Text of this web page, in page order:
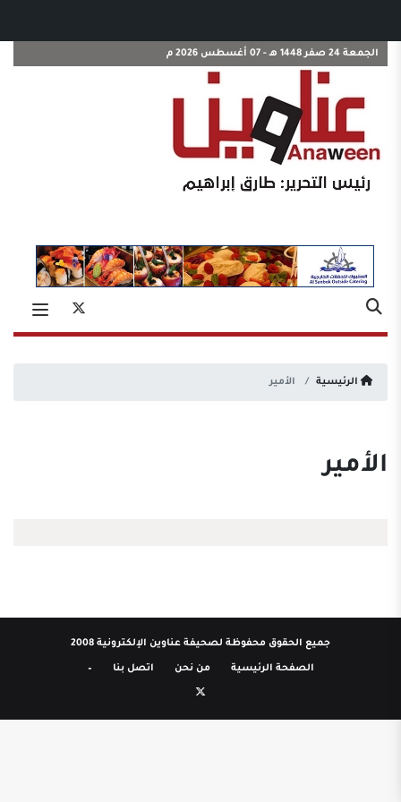
الجمعة 24 صفر 1448 هـ - 07 أغسطس 2026 م
الرئيسية الأمير
الأمير
جميع الحقوق محفوظة لصحيفة عناوين الإلكترونية 2008
الصفحة الرئيسية من نحن اتصل بنا –